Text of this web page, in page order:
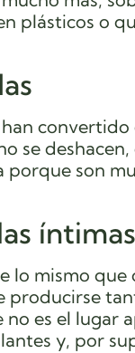
plásticos o
se
son
lo mismo
producirse
es el lugar
y, por